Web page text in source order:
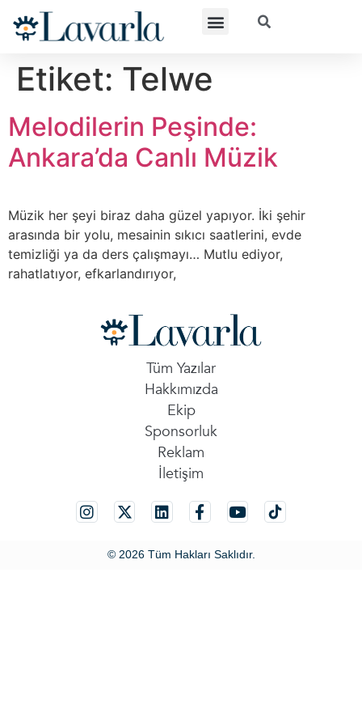
Etiket: Telwe
Melodilerin Peşinde:
Ankara’da Canlı Müzik
Müzik her şeyi biraz daha güzel yapıyor. İki şehir
arasında bir yolu, mesainin sıkıcı saatlerini, evde
temizliği ya da ders çalışmayı… Mutlu ediyor,
rahatlatıyor, efkarlandırıyor,
Tüm Yazılar
Hakkımızda
Ekip
Sponsorluk
Reklam
İletişim
© 2026 Tüm Hakları Saklıdır.